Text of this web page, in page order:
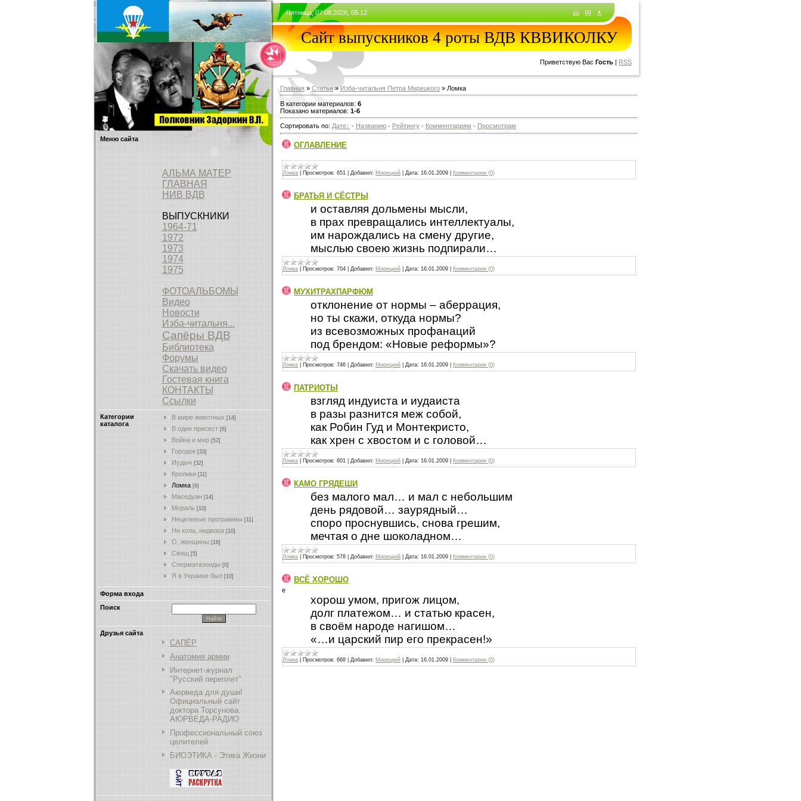
Меню сайта
АЛЬМА МАТЕР
ГЛАВНАЯ
НИВ ВДВ
ВЫПУСКНИКИ
1964-71
1972
1973
1974
1975
ФОТОАЛЬБОМЫ
Видео
Новости
Изба-читальня...
Сапёры ВДВ
Библиотека
Форумы
Скачать видео
Гостевая книга
КОНТАКТЫ
Ссылки
Категории
каталога
В мире животных [14]
В один присест [6]
Война и мир [52]
Городок [33]
Иудыч [32]
Кролики [11]
Ломка [6]
Маседуан [14]
Мораль [10]
Нецелевые программы [11]
Ни кола, нидвора [10]
О, женщины [16]
Свищ [5]
Сперматазоиды [0]
Я в Украине был [10]
Форма входа
Поиск
Друзья сайта
САПЁР
Анатомия армии
Интернет-журнал
"Русский переплет"
Аюрведа для души!
Официальный сайт
доктора Торсунова.
АЮРВЕДА-РАДИО
Профессиональный союз
целителей
БИОЭТИКА - Этика Жизни
Пятница, 07.08.2026, 05:12
Сайт выпускников 4 роты ВДВ КВВИКОЛКУ
Приветствую Вас Гость | RSS
Главная » Статьи »Изба-читальня Петра Мирецкого » Ломка
В категории материалов: 6
Показано материалов: 1-6
Сортировать по: Дате · Названию · Рейтингу · Комментариям · Просмотрам
ОГЛАВЛЕНИЕ
Ломка Просмотров: 651 Добавил: Мирецкий Дата: 16.01.2009 Комментарии (0)
БРАТЬЯ И СЁСТРЫ
и оставляя дольмены мысли,
в прах превращались интеллектуалы,
им нарождались на смену другие,
мыслью своею жизнь подпирали…
Ломка Просмотров: 704 Добавил: Мирецкий Дата: 16.01.2009 Комментарии (0)
МУХИТРАХПАРФЮМ
отклонение от нормы – аберрация,
но ты скажи, откуда нормы?
из всевозможных профанаций
под брендом: «Новые реформы»?
Ломка Просмотров: 746 Добавил: Мирецкий Дата: 16.01.2009 Комментарии (0)
ПАТРИОТЫ
взгляд индуиста и иудаиста
в разы разнится меж собой,
как Робин Гуд и Монтекристо,
как хрен с хвостом и с головой…
Ломка Просмотров: 601 Добавил: Мирецкий Дата: 16.01.2009 Комментарии (0)
КАМО ГРЯДЕШИ
без малого мал… и мал с небольшим
день рядовой… заурядный…
споро проснувшись, снова грешим,
мечтая о дне шоколадном…
Ломка Просмотров: 578 Добавил: Мирецкий Дата: 16.01.2009 Комментарии (0)
ВСЁ ХОРОШО
е
хорош умом, пригож лицом,
долг платежом… и статью красен,
в своём народе нагишом…
«…и царский пир его прекрасен!»
Ломка Просмотров: 668 Добавил: Мирецкий Дата: 16.01.2009 Комментарии (0)